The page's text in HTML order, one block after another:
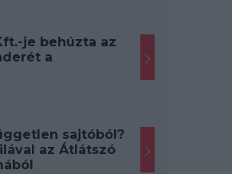
je behúzta az
a
sajtóból?
az Átlátszó